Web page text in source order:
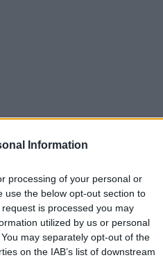
Information
processing of your personal or
use the below opt-out section to
is processed you may
utilized by us or personal
may separately opt-out of the
on the IAB’s list of downstream